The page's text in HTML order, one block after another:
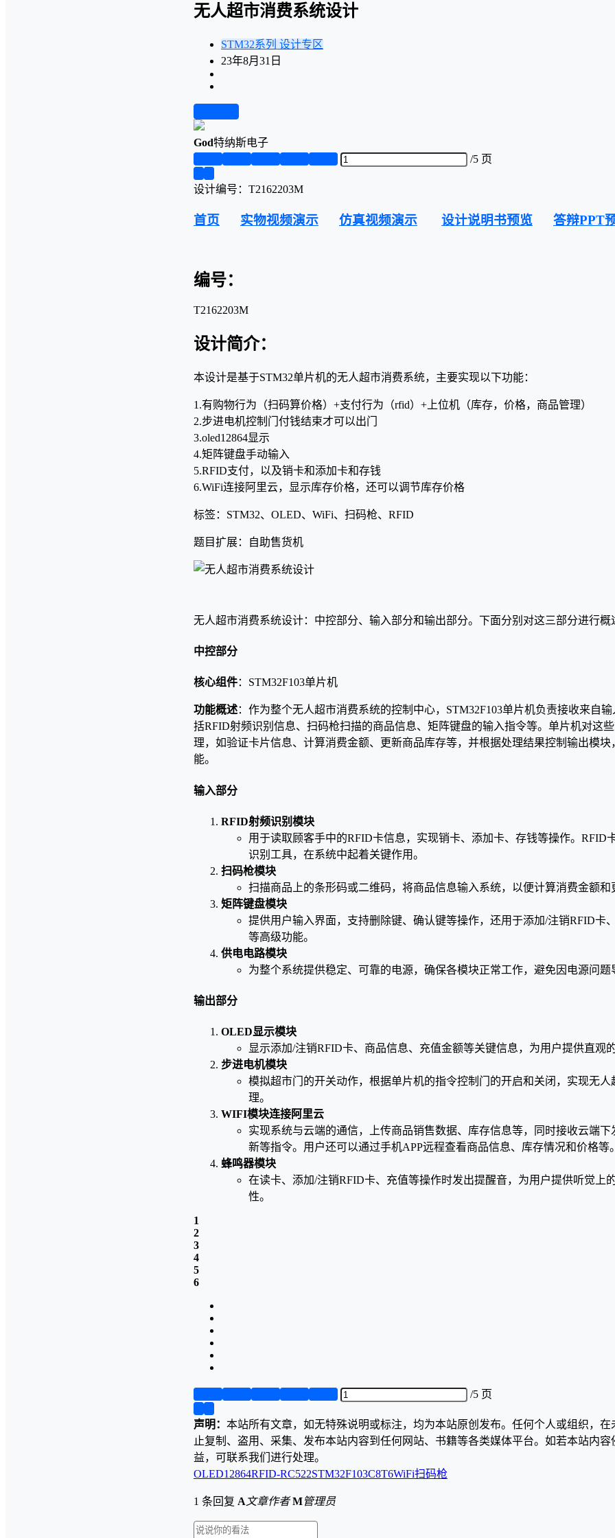
无人超市消费系统设计
STM32系列 设计专区
23年8月31日
God特纳斯电子
/5 页
设计编号：T2162203M
首页 实物视频演示 仿真视频演示 设计说明书预览 答辩PPT
编号：
T2162203M
设计简介：
本设计是基于STM32单片机的无人超市消费系统，主要实现以下功能：
1.有购物行为（扫码算价格）+支付行为（rfid）+上位机（库存，价格，商品管理）
2.步进电机控制门付钱结束才可以出门
3.oled12864显示
4.矩阵键盘手动输入
5.RFID支付，以及销卡和添加卡和存钱
6.WiFi连接阿里云，显示库存价格，还可以调节库存价格
标签：STM32、OLED、WiFi、扫码枪、RFID
题目扩展：自助售货机
无人超市消费系统设计：中控部分、输入部分和输出部分。下面分别对这三部分进行概
中控部分
核心组件：STM32F103单片机
功能概述：作为整个无人超市消费系统的控制中心，STM32F103单片机负责接收来自
括RFID射频识别信息、扫码枪扫描的商品信息、矩阵键盘的输入指令等。单片机对这
理，如验证卡片信息、计算消费金额、更新商品库存等，并根据处理结果控制输出模块
能。
输入部分
RFID射频识别模块
用于读取顾客手中的RFID卡信息，实现销卡、添加卡、存钱等操作。RFID
识别工具，在系统中起着关键作用。
扫码枪模块
扫描商品上的条形码或二维码，将商品信息输入系统，以便计算消费金额和
矩阵键盘模块
提供用户输入界面，支持删除键、确认键等操作，还用于添加/注销RFID卡
等高级功能。
供电电路模块
为整个系统提供稳定、可靠的电源，确保各模块正常工作，避免因电源问题
输出部分
OLED显示模块
显示添加/注销RFID卡、商品信息、充值金额等关键信息，为用户提供直观
步进电机模块
模拟超市门的开关动作，根据单片机的指令控制门的开启和关闭，实现无人
理。
WIFI模块连接阿里云
实现系统与云端的通信，上传商品销售数据、库存信息等，同时接收云端
新等指令。用户还可以通过手机APP远程查看商品信息、库存情况和价格等
蜂鸣器模块
在读卡、添加/注销RFID卡、充值等操作时发出提醒音，为用户提供听觉上
性。
1
2
3
4
5
6
/5 页
声明： 本站所有文章，如无特殊说明或标注，均为本站原创发布。任何个人或组织，
止复制、盗用、采集、发布本站内容到任何网站、书籍等各类媒体平台。如若本站内
益，可联系我们进行处理。
OLED12864RFID-RC522STM32F103C8T6WiFi扫码枪
1 条回复 A文章作者 M管理员